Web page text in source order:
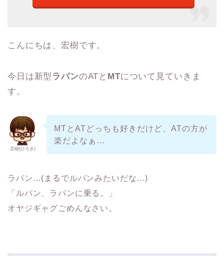
こんにちは、宏樹です。
今日は新型 ラパンのATと MTについて見ていきま
す。
宏樹(ひろき)
MTとATどっちも好きだけど、ATの方が
楽だよなぁ…
ラパン…(まるでルパンみたいだな…)
「ルパン、ラパンに乗る。」
オヤジギャグごめんなさい。